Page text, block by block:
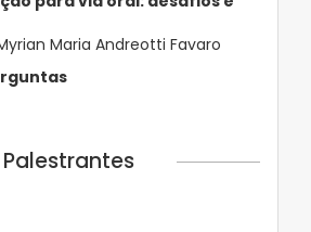
Maria Andreotti Favaro
Palestrantes